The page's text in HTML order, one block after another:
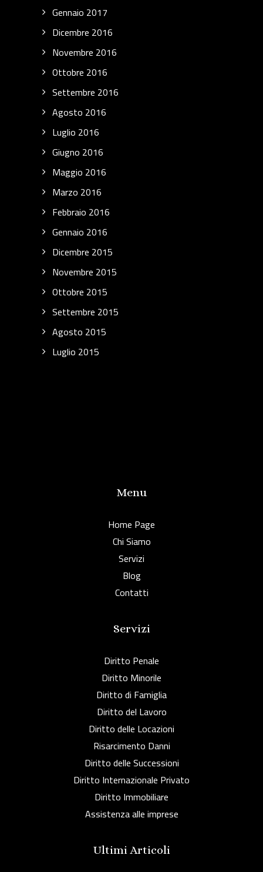
Gennaio 2017
Dicembre 2016
Novembre 2016
Ottobre 2016
Settembre 2016
Agosto 2016
Luglio 2016
Giugno 2016
Maggio 2016
Marzo 2016
Febbraio 2016
Gennaio 2016
Dicembre 2015
Novembre 2015
Ottobre 2015
Settembre 2015
Agosto 2015
Luglio 2015
Menu
Home Page
Chi Siamo
Servizi
Blog
Contatti
Servizi
Diritto Penale
Diritto Minorile
Diritto di Famiglia
Diritto del Lavoro
Diritto delle Locazioni
Risarcimento Danni
Diritto delle Successioni
Diritto Internazionale Privato
Diritto Immobiliare
Assistenza alle imprese
Ultimi Articoli